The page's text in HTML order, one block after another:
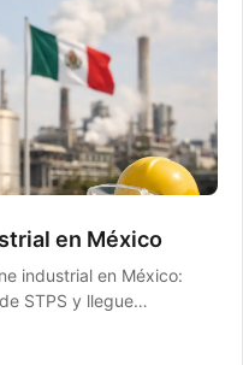
en México
industrial en México:
STPS y llegue